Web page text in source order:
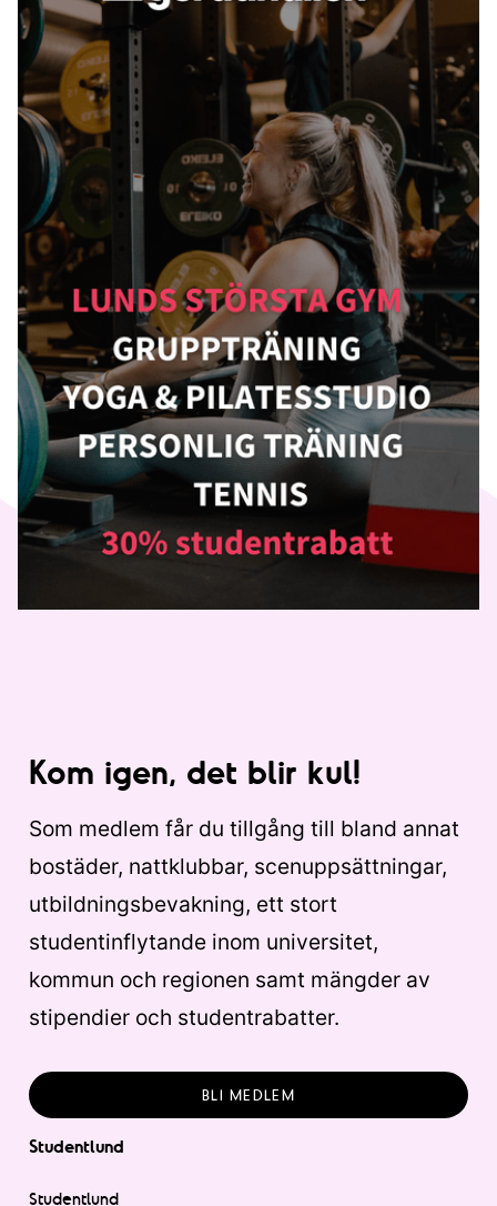
Kom igen, det blir kul!
Som medlem får du tillgång till bland annat
bostäder, nattklubbar, scenuppsättningar,
utbildningsbevakning, ett stort
studentinflytande inom universitet,
kommun och regionen samt mängder av
stipendier och studentrabatter.
BLI MEDLEM
Studentlund
Studentlund